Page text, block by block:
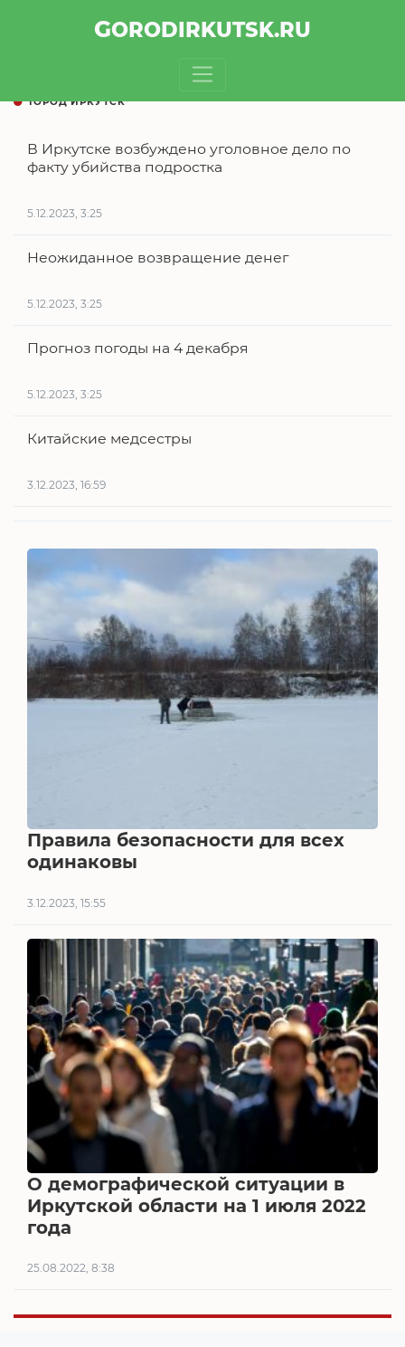
GORODIRKUTSK.RU
ГОРОД ИРКУТСК
В Иркутске возбуждено уголовное дело по
факту убийства подростка
5.12.2023, 3:25
Неожиданное возвращение денег
5.12.2023, 3:25
Прогноз погоды на 4 декабря
5.12.2023, 3:25
Китайские медсестры
3.12.2023, 16:59
Правила безопасности для всех
одинаковы
3.12.2023, 15:55
О демографической ситуации в
Иркутской области на 1 июля 2022
года
25.08.2022, 8:38